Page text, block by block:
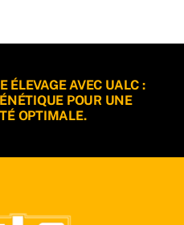
ÉLEVAGE AVEC UALC :
POUR UNE
OPTIMALE.